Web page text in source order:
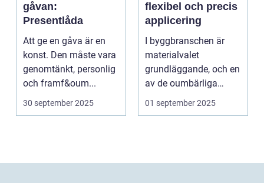
gåvan:
Presentlåda
Att ge en gåva är en
konst. Den måste vara
genomtänkt, personlig
och framf&oum...
30 september 2025
flexibel och precis
applicering
I byggbranschen är
materialvalet
grundläggande, och en
av de oumbärliga
komponenterna...
01 september 2025